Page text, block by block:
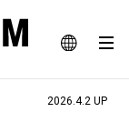
JA
EN
WEBマガジン
2026.4.2 UP